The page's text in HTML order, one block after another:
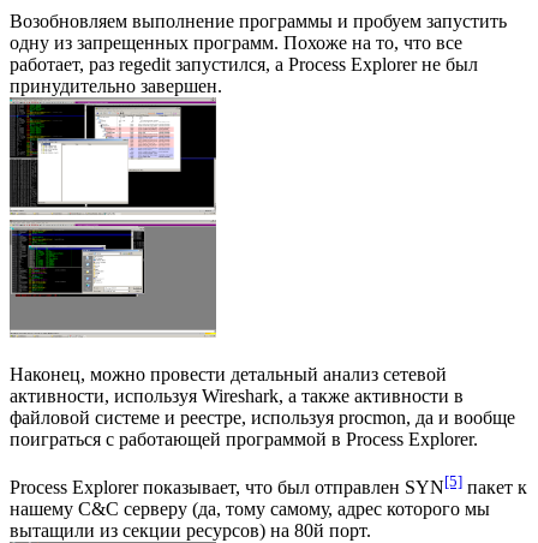
Возобновляем выполнение программы и пробуем запустить
одну из запрещенных программ. Похоже на то, что все
работает, раз regedit запустился, а Process Explorer не был
принудительно завершен.
Наконец, можно провести детальный анализ сетевой
активности, используя Wireshark, а также активности в
файловой системе и реестре, используя procmon, да и вообще
поиграться с работающей программой в Process Explorer.
Process Explorer показывает, что был отправлен SYN[5] пакет к
нашему C&C серверу (да, тому самому, адрес которого мы
вытащили из секции ресурсов) на 80й порт.